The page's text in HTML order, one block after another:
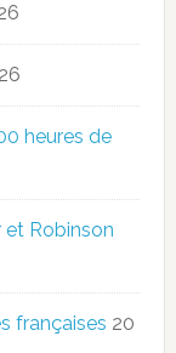
heures de
Robinson
françaises 20